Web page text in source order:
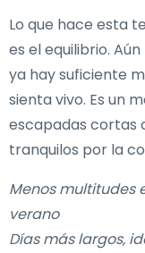
Lo que hace esta
es el equilibrio.
ya hay suficiente
sienta vivo. Es un
escapadas cortas
tranquilos por la
Menos multitudes
verano
Días más largos,